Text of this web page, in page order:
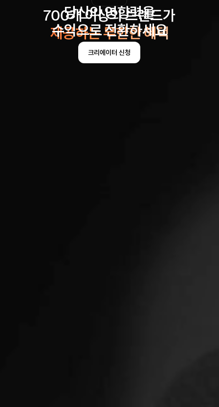
700개 이상의 브랜드가
제공하는 무한한 혜택
크리에이터 신청
당신의 영향력을
수익으로 전환하세요